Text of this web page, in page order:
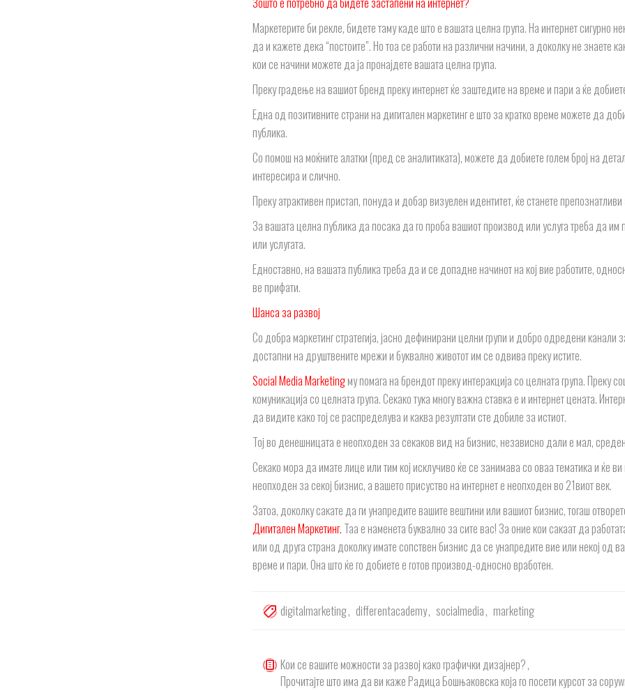
Маркетерите би рекле, бидете таму каде што е вашата целна група. На интернет сигурно
да и кажете дека “постоите”. Но тоа се работи на различни начини, а доколку не знаете
кои се начини можете да ја пронајдете вашата целна група.
Преку градење на вашиот бренд преку интернет ќе заштедите на време и пари а ќе
Една од позитивните страни на дигитален маркетинг е што за кратко време можете да
публика.
Со помош на моќните алатки (пред се аналитиката), можете да добиете голем број на
интересира и слично.
Преку атрактивен пристап, понуда и добар визуелен идентитет, ќе станете
За вашата целна публика да посака да го проба вашиот производ или услуга треба да
или услугата.
Едноставно, на вашата публика треба да и се допадне начинот на кој вие работите,
ве прифати.
Шанса за развој
Со добра маркетинг стратегија, јасно дефинирани целни групи и добро одредени
достапни на друштвените мрежи и буквално животот им се одвива преку истите.
Social Media Marketingму помага на брендот преку интеракција со целната група. Преку
комуникација со целната група. Секако тука многу важна ставка е и интернет цената.
да видите како тој се распределува и каква резултати сте добиле за истиот.
Тој во денешницата е неопходен за секаков вид на бизнис, независно дали е мал,
Секако мора да имате лице или тим кој исклучиво ќе се занимава со оваа тематика и ќе
неопходен за секој бизнис, а вашето присуство на интернет е неопходен во 21виот век.
Затоа, доколку сакате да ги унапредите вашите вештини или вашиот бизнис, тогаш
Дигитален Маркетинг. Таа е наменета буквално за сите вас! За оние кои сакаат да
или од друга страна доколку имате сопствен бизнис да се унапредите вие или некој од
време и пари. Она што ќе го добиете е готов производ-односно вработен.
digitalmarketing, differentacademy, socialmedia, marketing
Кои се вашите можности за развој како графички дизајнер?,
Прочитајте што има да ви каже Радица Бошњаковска која го посети курсот за